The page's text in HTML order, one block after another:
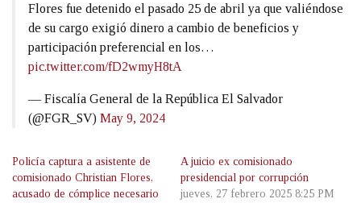
Flores fue detenido el pasado 25 de abril ya que valiéndose
de su cargo exigió dinero a cambio de beneficios y
participación preferencial en los…
pic.twitter.com/fD2wmyH8tA
— Fiscalía General de la República El Salvador
(@FGR_SV) May 9, 2024
Policía captura a asistente de
comisionado Christian Flores,
acusado de cómplice necesario
A juicio ex comisionado
presidencial por corrupción
jueves, 27 febrero 2025 8:25 PM